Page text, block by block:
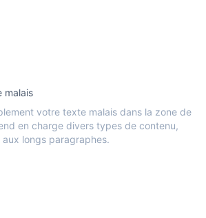
malais
votre texte malais dans la zone de
en charge divers types de contenu,
longs paragraphes.